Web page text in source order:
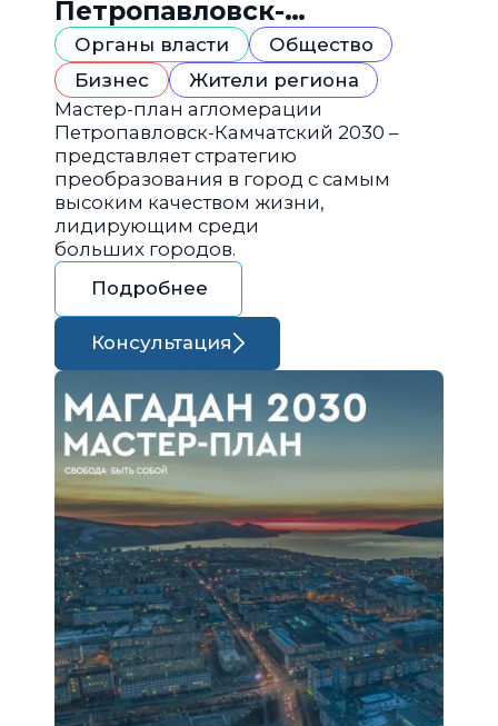
Петропавловск-
Камчатский 2030
Органы власти
Общество
Бизнес
Жители региона
Мастер-план агломерации
Петропавловск-Камчатский 2030 –
представляет стратегию
преобразования в город с самым
высоким качеством жизни,
лидирующим среди
больших городов.
Подробнее
Консультация